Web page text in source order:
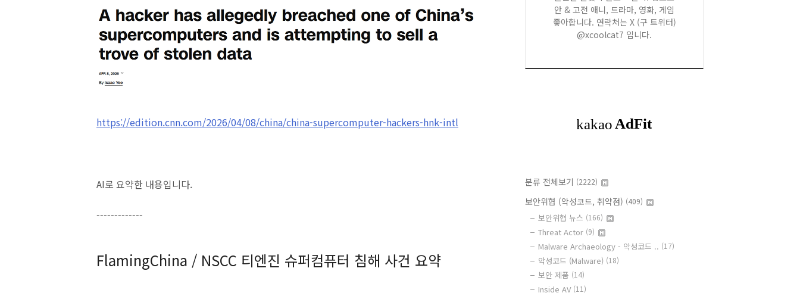
https://edition.cnn.com/2026/04/08/china/china-supercomputer-hackers-hnk-intl
AI로 요약한 내용입니다.
-------------
FlamingChina / NSCC 티엔진 슈퍼컴퓨터 침해 사건 요약
안 & 고전 애니, 드라마, 영화, 게임
좋아합니다. 연락처는 X (구 트위터)
@xcoolcat7 입니다.
분류 전체보기 (2222)
보안위협 (악성코드, 취약점) (409)
보안위협 뉴스 (166)
Threat Actor (9)
Malware Archaeology - 악성코드 .. (17)
악성코드 (Malware) (18)
보안 제품 (14)
Inside AV (11)